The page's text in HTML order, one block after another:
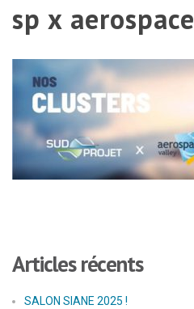
sp x aerospace
Articles récents
SALON SIANE 2025 !